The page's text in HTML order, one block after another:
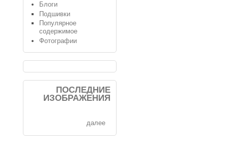
Блоги
Подшивки
Популярное
содержимое
Фотографии
ПОСЛЕДНИЕ
ИЗОБРАЖЕНИЯ
далее